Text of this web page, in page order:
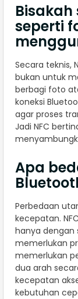
seperti
Secara teknis,
bukan untuk
berbagi foto
koneksi
agar proses
Jadi NFC
Apa
Perbedaan
kecepatan.
hanya dengan
memerlukan
memerlukan
dua arah
kecepatan
kebutuhan